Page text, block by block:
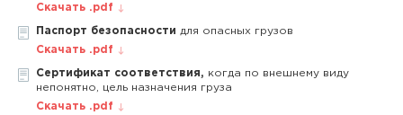
Скачать .pdf
Паспорт безопасности для опасных грузов
Скачать .pdf
Сертификат соответствия, когда по внешнему виду
непонятно, цель назначения груза
Скачать .pdf